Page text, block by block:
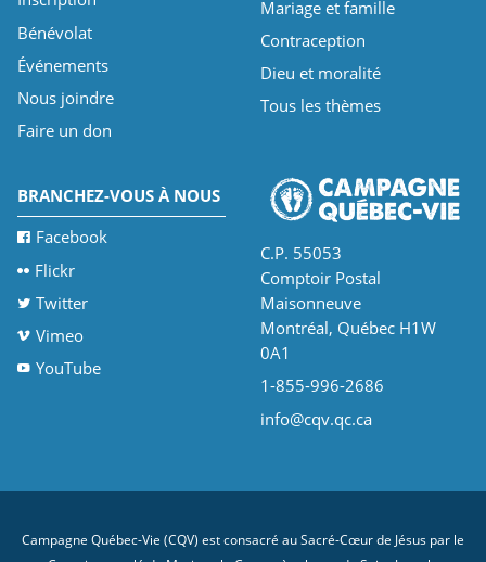
Bénévolat
Événements
Nous joindre
Faire un don
Mariage et famille
Contraception
Dieu et moralité
Tous les thèmes
BRANCHEZ-VOUS À NOUS
Facebook
Flickr
Twitter
Vimeo
YouTube
C.P. 55053
Comptoir Postal
Maisonneuve
Montréal, Québec H1W
0A1
1-855-996-2686
info@cqv.qc.ca
Campagne Québec-Vie (CQV) est consacré au Sacré-Cœur de Jésus par le